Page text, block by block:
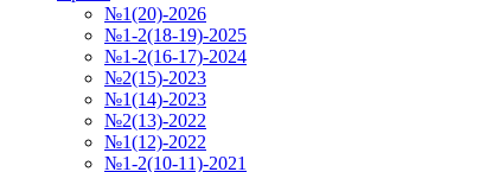
№1(20)-2026
№1-2(18-19)-2025
№1-2(16-17)-2024
№2(15)-2023
№1(14)-2023
№2(13)-2022
№1(12)-2022
№1-2(10-11)-2021